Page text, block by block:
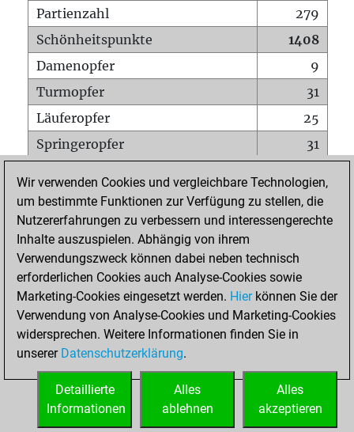
Partienzahl
279
Schönheitspunkte
1408
Damenopfer
9
Turmopfer
31
Läuferopfer
25
Springeropfer
31
Matt auf vollem Brett
0
Bauer setzt Matt
0
Erstickte Matts
Unterverwandlungen
Türme auf der siebten
2
STARTSEITE
Wir verwenden Cookies und vergleichbare Technologien,
um bestimmte Funktionen zur Verfügung zu stellen, die
Nutzererfahrungen zu verbessern und interessengerechte
Inhalte auszuspielen. Abhängig von ihrem
Verwendungszweck können dabei neben technisch
erforderlichen Cookies auch Analyse-Cookies sowie
Marketing-Cookies eingesetzt werden. Hierkönnen Sie der
Verwendung von Analyse-Cookies und Marketing-Cookies
widersprechen. Weitere Informationen finden Sie in
unserer Datenschutzerklärung.
Alles
akzeptieren
Alles
ablehnen
Detaillierte
Informationen